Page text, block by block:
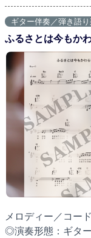
ギター伴奏／弾き語
ふるさとは今もか
メロディー／コー
◎演奏形態：ギタ